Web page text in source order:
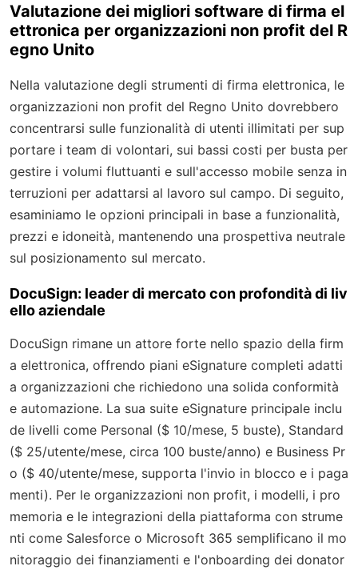
Valutazione dei migliori software di firma el
ettronica per organizzazioni non profit del R
egno Unito
Nella valutazione degli strumenti di firma elettronica, le
organizzazioni non profit del Regno Unito dovrebbero
concentrarsi sulle funzionalità di utenti illimitati per sup
portare i team di volontari, sui bassi costi per busta per
gestire i volumi fluttuanti e sull'accesso mobile senza in
terruzioni per adattarsi al lavoro sul campo. Di seguito,
esaminiamo le opzioni principali in base a funzionalità,
prezzi e idoneità, mantenendo una prospettiva neutrale
sul posizionamento sul mercato.
DocuSign: leader di mercato con profondità di liv
ello aziendale
DocuSign rimane un attore forte nello spazio della firm
a elettronica, offrendo piani eSignature completi adatti
a organizzazioni che richiedono una solida conformità
e automazione. La sua suite eSignature principale inclu
de livelli come Personal ($ 10/mese, 5 buste), Standard
($ 25/utente/mese, circa 100 buste/anno) e Business Pr
o ($ 40/utente/mese, supporta l'invio in blocco e i paga
menti). Per le organizzazioni non profit, i modelli, i pro
memoria e le integrazioni della piattaforma con strume
nti come Salesforce o Microsoft 365 semplificano il mo
nitoraggio dei finanziamenti e l'onboarding dei donator